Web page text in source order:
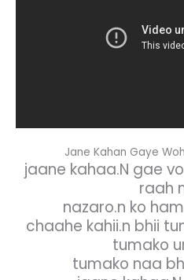
Jane Kahan Gaye
jaane kahaa.N gae
raah
nazaro.n ko
chaahe kahii.n bhii
tumako
tumako naa